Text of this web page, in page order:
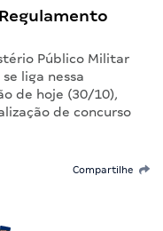
Público Militar
liga nessa
de hoje (30/10),
de concurso
Compartilhe